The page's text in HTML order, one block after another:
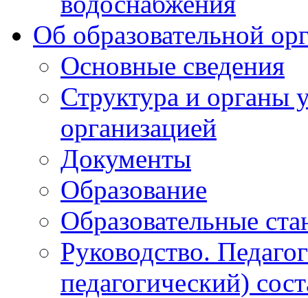
Об образовательной
Основные сведения
Структура и органы
организацией
Документы
Образование
Образовательные
Руководство.
педагогический)